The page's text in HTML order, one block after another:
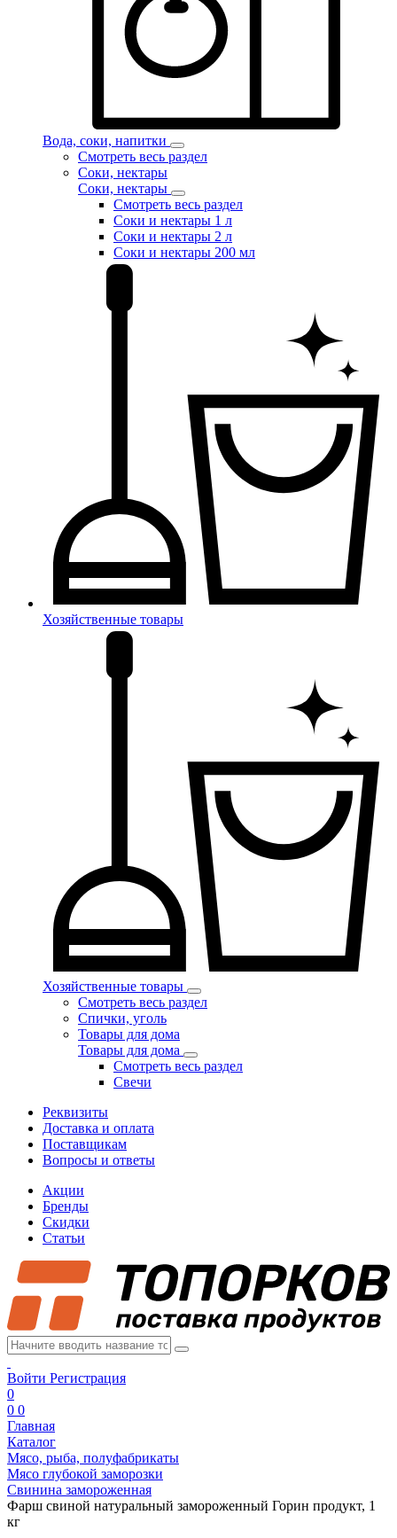
Вода, соки, напитки
Смотреть весь раздел
Соки, нектары
Соки, нектары
Смотреть весь раздел
Соки и нектары 1 л
Соки и нектары 2 л
Соки и нектары 200 мл
Хозяйственные товары
Хозяйственные товары
Смотреть весь раздел
Спички, уголь
Товары для дома
Товары для дома
Смотреть весь раздел
Свечи
Реквизиты
Доставка и оплата
Поставщикам
Вопросы и ответы
Акции
Бренды
Скидки
Статьи
Войти Регистрация
0
0 0
Главная
Каталог
Мясо, рыба, полуфабрикаты
Мясо глубокой заморозки
Свинина замороженная
Фарш свиной натуральный замороженный Горин продукт, 1
кг